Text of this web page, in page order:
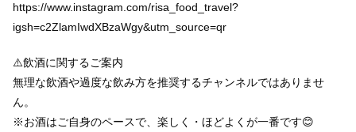
https://www.instagram.com/risa_food_travel?
igsh=c2ZlamIwdXBzaWgy&utm_source=qr
⚠️飲酒に関するご案内
無理な飲酒や過度な飲み方を推奨するチャンネルではありませ
ん。
※お酒はご自身のペースで、楽しく・ほどよくが一番です😊